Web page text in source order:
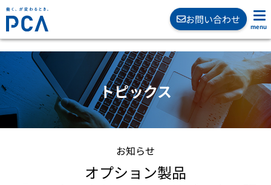
お問い合わせ
トピックス
お知らせ
オプション製品